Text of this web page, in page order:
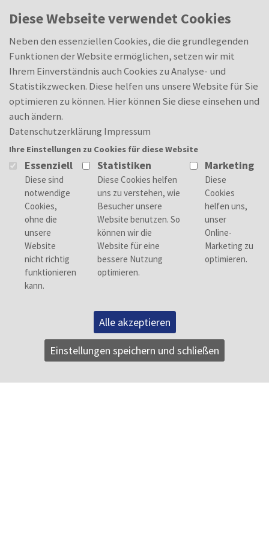
0
Diese Webseite verwendet Cookies
Neben den essenziellen Cookies, die die grundlegenden
Funktionen der Website ermöglichen, setzen wir mit
Ihrem Einverständnis auch Cookies zu Analyse- und
Statistikzwecken. Diese helfen uns unsere Website für Sie
optimieren zu können. Hier können Sie diese einsehen und
auch ändern.
Datenschutzerklärung Impressum
Ihre Einstellungen zu Cookies für diese Website
Essenziell Statistiken Marketing
Alle akzeptieren
Einstellungen speichern und schließen